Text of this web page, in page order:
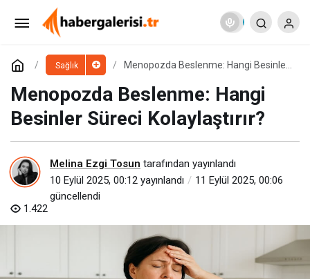
Sağlık
Menopozda Beslenme: Hangi Besinler
Menopozda Beslenme: Hangi
Besinler Süreci Kolaylaştırır?
Melina Ezgi Tosun tarafından yayınlandı
10 Eylül 2025, 00:12 yayınlandı
11 Eylül 2025, 00:06
güncellendi
1.422
Kadın Sağlığında En Çok Merak Edilen 9 Soruya
Uzmanından Yanıtlar
Yorum Yap